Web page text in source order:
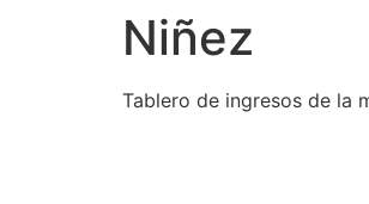
Niñez
Tablero de ingresos de la